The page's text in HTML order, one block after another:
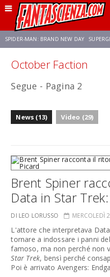
SPIDER-MAN: BRAND NEW DAY
October Faction
Segue - Pagina 2
News (13) Video (29)
Brent Spiner
Data in Star
DI LEO LORUSSO MERCOLEDÌ
L'attore che interpretava
tornare a indossare i panni
famoso, ma non perché non
Star Trek, bensì perché
Poi è arrivato Avengers: